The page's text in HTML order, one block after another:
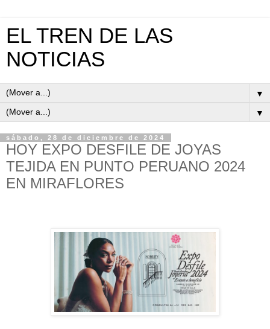
EL TREN DE LAS
NOTICIAS
▼
▼
sábado, 28 de diciembre de 2024
HOY EXPO DESFILE DE JOYAS
TEJIDA EN PUNTO PERUANO 2024
EN MIRAFLORES